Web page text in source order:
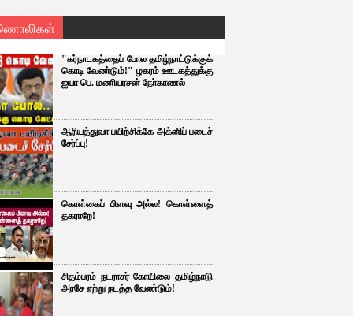
"கர்நாடகத்தைப் போல தமிழ்நாட்டுக்குக்
கொடி வேண்டும்!" ழகரம் ஊடகத்துக்கு
ஐயா பெ. மணியரசன் நோ்காணல்
ஆரியத்துவா பயிற்சிக்கே அக்னிப் படைச்
சேர்ப்பு!
கொள்கைப் பிளவு அல்ல! கொள்ளைத்
தகராறே!
சிதம்பரம் நடராசர் கோயிலை தமிழ்நாடு
அரசே ஏற்று நடத்த வேண்டும்!